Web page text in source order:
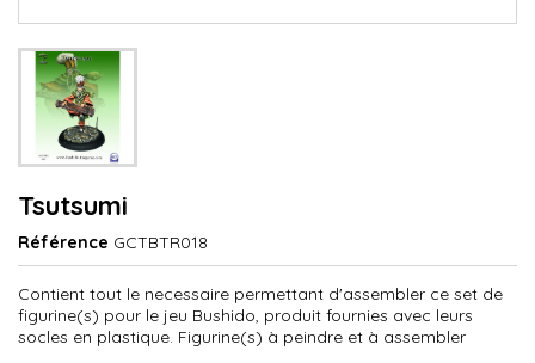
Tsutsumi
Référence GCTBTR018
Contient tout le necessaire permettant d'assembler ce set de
figurine(s) pour le jeu Bushido, produit fournies avec leurs
socles en plastique. Figurine(s) à peindre et à assembler